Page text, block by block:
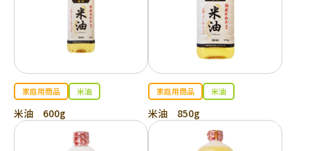
家庭用商品 米油
米油 600g
家庭用商品 米油
米油 850g